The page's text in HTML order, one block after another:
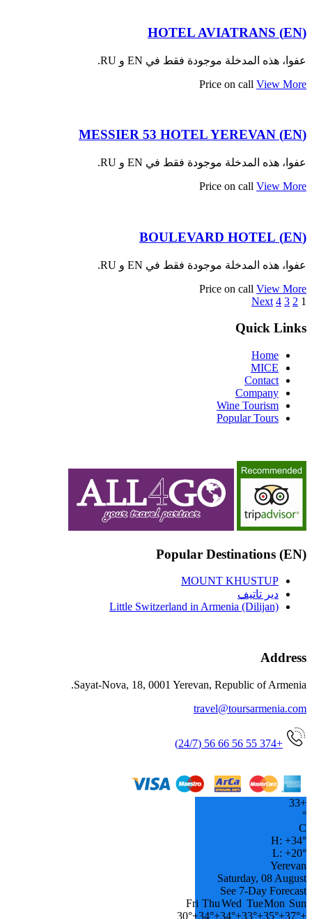
(EN) HOTEL AVIATRANS
عفوا، هذه المدخلة موجودة فقط في EN و RU.
Price on call View More
(EN) MESSIER 53 HOTEL YEREVAN
عفوا، هذه المدخلة موجودة فقط في EN و RU.
Price on call View More
(EN) BOULEVARD HOTEL
عفوا، هذه المدخلة موجودة فقط في EN و RU.
Price on call View More
1
2
3
4
Next
Quick Links
Home
MICE
Contact
Company
Wine Tourism
Popular Tours
(EN) Popular Destinations
MOUNT KHUSTUP
دير تاتيف
Little Switzerland in Armenia (Dilijan)
Address
Sayat-Nova, 18, 0001 Yerevan, Republic of Armenia.
travel@toursarmenia.com
+374 55 56 66 56 (24/7)
+
33
°
C
H: +34°
L: +20°
Yerevan
Saturday, 08 August
See 7-Day Forecast
Sun
Mon
Tue
Wed
Thu
Fri
+
37°
+
35°
+
33°
+
34°
+
34°
+
30°